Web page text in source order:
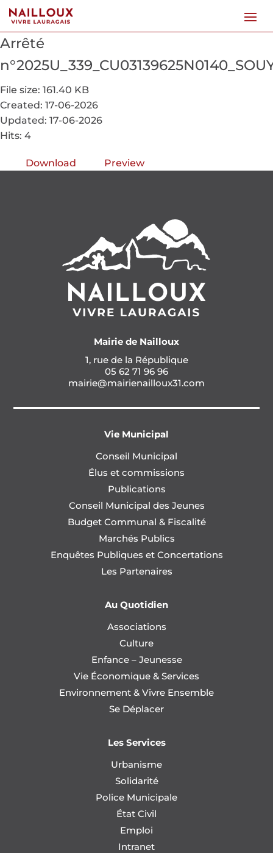
Arrêté
File size: 161.40 KB
Created: 17-06-2026
Updated: 17-06-2026
Hits: 4
Download Preview
Mairie de Nailloux
1, rue de la République
05 62 71 96 96
mairie@mairienailloux31.com
Vie Municipal
Conseil Municipal
Élus et commissions
Publications
Conseil Municipal des Jeunes
Budget Communal & Fiscalité
Marchés Publics
Enquêtes Publiques et Concertations
Les Partenaires
Au Quotidien
Associations
Culture
Enfance – Jeunesse
Vie Économique & Services
Environnement & Vivre Ensemble
Se Déplacer
Les Services
Urbanisme
Solidarité
Police Municipale
État Civil
Emploi
Intranet